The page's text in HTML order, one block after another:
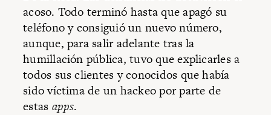
acoso. Todo terminó hasta que apagó su
teléfono y consiguió un nuevo número,
aunque, para salir adelante tras la
humillación pública, tuvo que explicarles a
todos sus clientes y conocidos que había
sido víctima de un hackeo por parte de
estas apps.